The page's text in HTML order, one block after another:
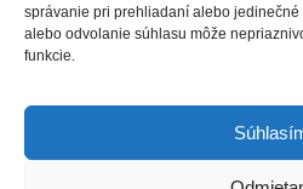
správanie pri prehliadaní alebo
alebo odvolanie súhlasu môže
funkcie.
Obchodné podmienky
Ochrana osobných údajov
Doprava a platba
Reklamácia tovaru